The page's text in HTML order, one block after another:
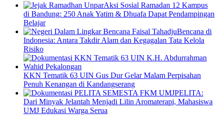
Aksi Sosial Ramadan 12 Kampus
di Bandung: 250 Anak Yatim & Dhuafa Dapat Pendampingan
Belajar
Bencana di
Indonesia: Antara Takdir Alam dan Kegagalan Tata Kelola
Risiko
KKN Tematik 63 UIN Gus Dur Gelar Malam Perpisahan
Penuh Kenangan di Kandangserang
PELITA:
Dari Minyak Jelantah Menjadi Lilin Aromaterapi, Mahasiswa
UMJ Edukasi Warga Serua